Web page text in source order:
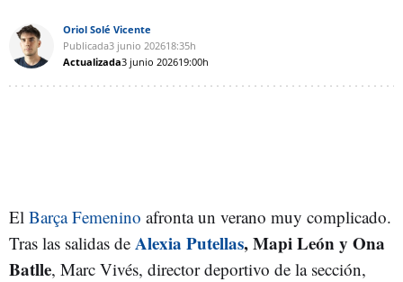
Oriol Solé Vicente
Publicada3 junio 202618:35h
Actualizada3 junio 202619:00h
El Barça Femenino afronta un verano muy complicado.
Tras las salidas de Alexia Putellas, Mapi León y Ona
Batlle, Marc Vivés, director deportivo de la sección,